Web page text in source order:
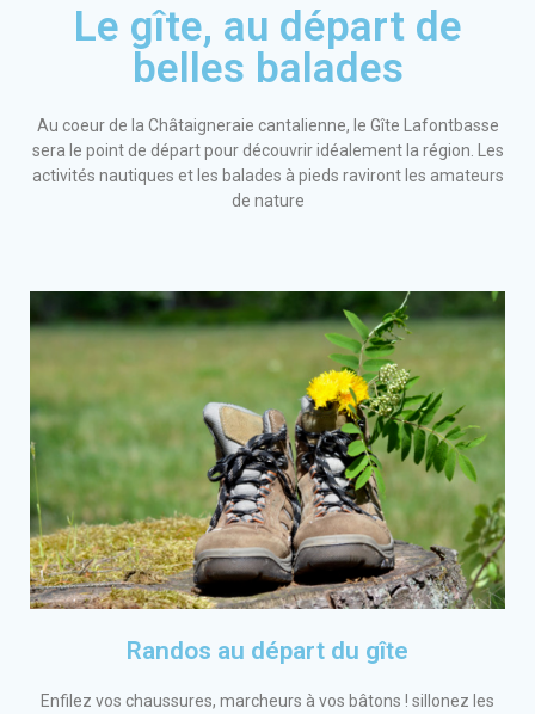
Le gîte, au départ de
belles balades
Au coeur de la Châtaigneraie cantalienne, le Gîte Lafontbasse
sera le point de départ pour découvrir idéalement la région. Les
activités nautiques et les balades à pieds raviront les amateurs
de nature
Randos au départ du gîte
Enfilez vos chaussures, marcheurs à vos bâtons ! sillonez les